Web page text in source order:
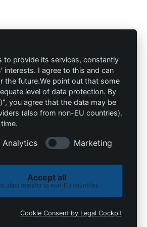
info@die-
schutzprofis.de
+49 (511) 679997-97
Wohlenbergstraße 6
30179 Hannover
Alemania
cookies Política de privacidad
provide its services, constantly
interests. I agree to this and can
the future.We point out that some
level of data protection. By
you agree that the data may be
(also from non-EU countries).
Analytics Marketing
Accept all
data transfer to non-EU countries
Cookie Consent by Legal Cockpit